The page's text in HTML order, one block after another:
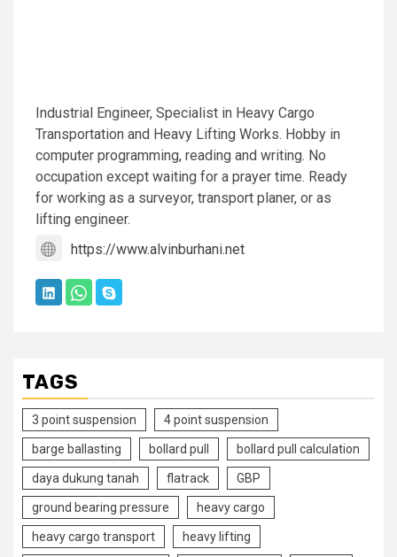
Industrial Engineer, Specialist in Heavy Cargo
Transportation and Heavy Lifting Works. Hobby in
computer programming, reading and writing. No
occupation except waiting for a prayer time. Ready
for working as a surveyor, transport planer, or as
lifting engineer.
https://www.alvinburhani.net
TAGS
3 point suspension 4 point suspension
barge ballasting bollard pull bollard pull calculation
daya dukung tanah flatrack GBP
ground bearing pressure heavy cargo
heavy cargo transport heavy lifting